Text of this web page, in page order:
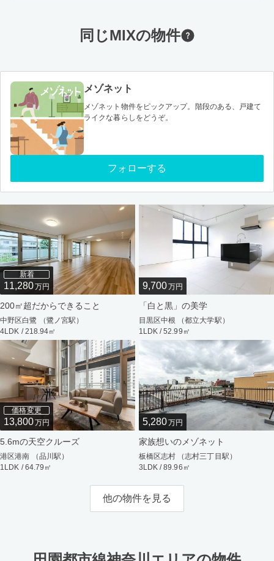
同じMIXの物件
メゾネット
メゾネット物件をピックアップ。階段のある、戸建て
ライクな暮らしをどうぞ。
フォローする
新着
11,280万円
200㎡超だからできること
中野区白鷺 （鷺ノ宮駅）
4LDK / 218.94㎡
9,700万円
「白と黒」の美学
目黒区中根 （都立大学駅）
1LDK / 52.99㎡
価格変更
13,800万円
5.6mの天空クルーズ
港区港南 （品川駅）
1LDK / 64.79㎡
5,280万円
家族想いのメゾネット
板橋区志村 （志村三丁目駅）
3LDK / 89.96㎡
他の物件を見る